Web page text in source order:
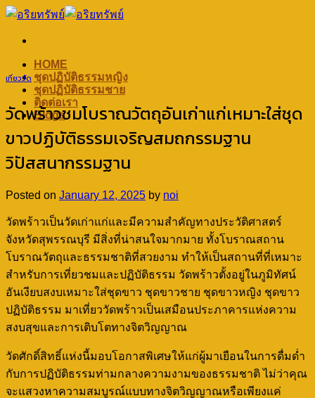
Skip
HOME
ชุดปฏิบัติธรรมหญิง
ชุดปฏิบัติธรรมชาย
ติดต่อเรา
Blogs
เที่ยววัด
วัดพร้าวชมโบราณวัตถุอันเก่าแก่เหมาะใส่ชุด
ขาวปฏิบัติธรรมเจริญสมถกรรมฐาน
วิปัสสนากรรมฐาน
Posted on January 12, 2025 by noi
วัดพร้าวเป็นวัดเก่าแก่และมีความสำคัญทางประวัติศาสตร์
จังหวัดสุพรรณบุรี มีสิ่งที่น่าสนใจมากมาย ทั้งโบราณสถาน
โบราณวัตถุและธรรมชาติที่สวยงาม ทำให้เป็นสถานที่ที่เหมาะ
สำหรับการเที่ยวชมและปฏิบัติธรรม วัดพร้าวตั้งอยู่ในภูมิทัศน์
อันเงียบสงบเหมาะใส่ชุดขาว ชุดขาวชาย ชุดขาวหญิง ชุดขาว
ปฏิบัติธรรม มาเที่ยววัดพร้าวเป็นเสมือนประภาคารแห่งความ
สงบสุขและการเติบโตทางจิตวิญญาณ
วัดศักดิ์สิทธิ์แห่งนี้มอบโอกาสพิเศษให้แก่ผู้มาเยือนในการดื่มด่ำ
กับการปฏิบัติธรรมท่ามกลางความงามของธรรมชาติ ไม่ว่าคุณ
จะแสวงหาความสมบูรณ์แบบทางจิตวิญญาณหรือเพียงแค่